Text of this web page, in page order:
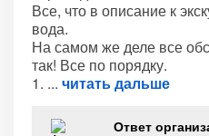
Все, что в описание к
вода.
На самом же деле все
так! Все по порядку.
1.
читать дальше
Ответ